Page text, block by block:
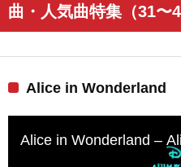
曲・人気曲特集（31〜
Alice in Wonderland
Alice in Wonderland –